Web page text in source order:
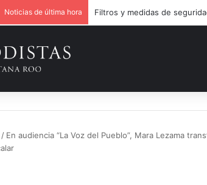
Noticias de última hora
/ En audiencia “La Voz del Pueblo”, Mara Lezama